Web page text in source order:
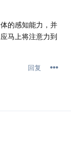
的感知能力，并
马上将注意力到
回复